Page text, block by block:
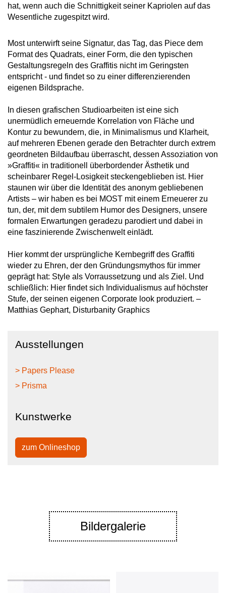
hat, wenn auch die Schnittigkeit seiner Kapriolen auf das
Wesentliche zugespitzt wird.
Most unterwirft seine Signatur, das Tag, das Piece dem
Format des Quadrats, einer Form, die den typischen
Gestaltungsregeln des Graffitis nicht im Geringsten
entspricht - und findet so zu einer differenzierenden
eigenen Bildsprache.
In diesen grafischen Studioarbeiten ist eine sich
unermüdlich erneuernde Korrelation von Fläche und
Kontur zu bewundern, die, in Minimalismus und Klarheit,
auf mehreren Ebenen gerade den Betrachter durch extrem
geordneten Bildaufbau überrascht, dessen Assoziation von
»Graffiti« in traditionell überbordender Ästhetik und
scheinbarer Regel-Losigkeit steckengeblieben ist. Hier
staunen wir über die Identität des anonym gebliebenen
Artists – wir haben es bei MOST mit einem Erneuerer zu
tun, der, mit dem subtilem Humor des Designers, unsere
formalen Erwartungen geradezu parodiert und dabei in
eine faszinierende Zwischenwelt einlädt.
Hier kommt der ursprüngliche Kernbegriff des Graffiti
wieder zu Ehren, der den Gründungsmythos für immer
geprägt hat: Style als Vorraussetzung und als Ziel. Und
schließlich: Hier findet sich Individualismus auf höchster
Stufe, der seinen eigenen Corporate look produziert. –
Matthias Gephart, Disturbanity Graphics
Ausstellungen
> Papers Please
> Prisma
Kunstwerke
zum Onlineshop
Bildergalerie